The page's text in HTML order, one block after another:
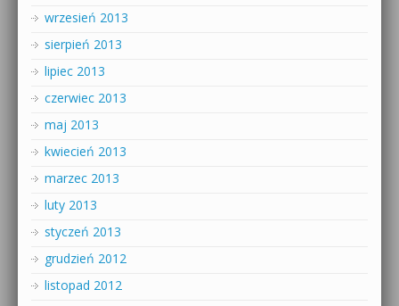
wrzesień 2013
sierpień 2013
lipiec 2013
czerwiec 2013
maj 2013
kwiecień 2013
marzec 2013
luty 2013
styczeń 2013
grudzień 2012
listopad 2012